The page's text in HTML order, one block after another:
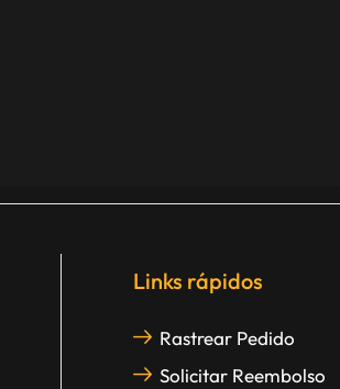
Links rápidos
Rastrear Pedido
Solicitar Reembolso